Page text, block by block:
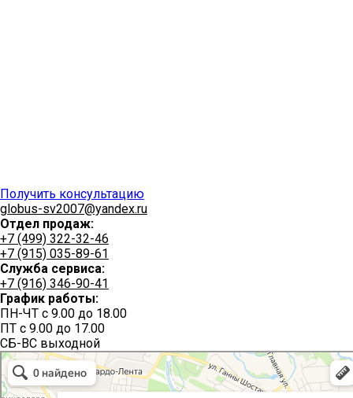
Получить консультацию
globus-sv2007@yandex.ru
Отдел продаж:
+7 (499) 322-32-46
+7 (915) 035-89-61
Служба сервиса:
+7 (916) 346-90-41
График работы:
ПН-ЧТ с 9.00 до 18.00
ПТ с 9.00 до 17.00
СБ-ВС выходной
Глобус Северо-Восток
Производственное предприятие в Мытищах